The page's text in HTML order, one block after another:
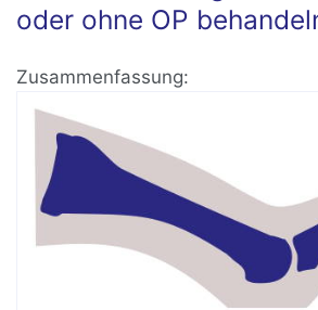
oder ohne OP
Zusammenfassung: